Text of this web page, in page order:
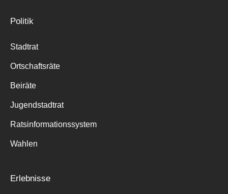
Politik
Stadtrat
Ortschaftsräte
Beiräte
Jugendstadtrat
Ratsinformationssystem
Wahlen
Erlebnisse